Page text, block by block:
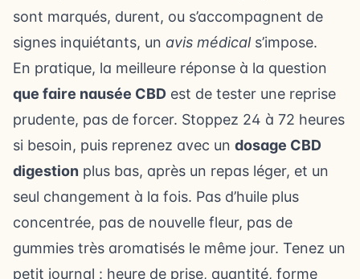
sont marqués, durent, ou s’accompagnent de
signes inquiétants, un avis médicals’impose.
En pratique, la meilleure réponse à la question
que faire nausée CBD est de tester une reprise
prudente, pas de forcer. Stoppez 24 à 72 heures
si besoin, puis reprenez avec un dosage CBD
digestion plus bas, après un repas léger, et un
seul changement à la fois. Pas d’huile plus
concentrée, pas de nouvelle fleur, pas de
gummies très aromatisés le même jour. Tenez un
petit journal : heure de prise, quantité, forme